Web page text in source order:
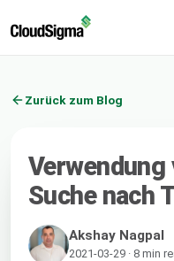
Zurück zum Blog
Verwendung
Suche nach
Akshay Nagpal
2021-03-29 · 8 min